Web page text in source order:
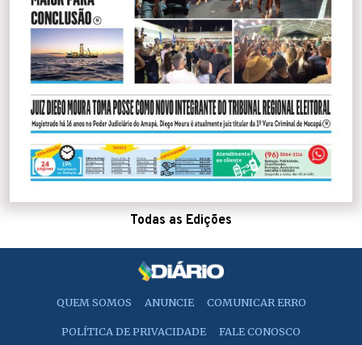
Todas as Edições
QUEM SOMOS ANUNCIE COMUNICAR ERRO
POLÍTICA DE PRIVACIDADE FALE CONOSCO